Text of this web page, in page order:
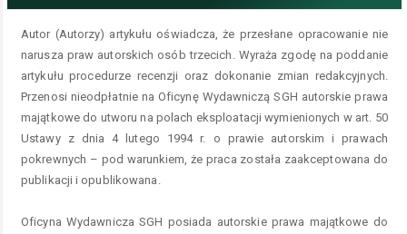
Autor (Autorzy) artykułu oświadcza, że przesłane opracowanie nie
narusza praw autorskich osób trzecich. Wyraża zgodę na poddanie
artykułu procedurze recenzji oraz dokonanie zmian redakcyjnych.
Przenosi nieodpłatnie na Oficynę Wydawniczą SGH autorskie prawa
majątkowe do utworu na polach eksploatacji wymienionych w art. 50
Ustawy z dnia 4 lutego 1994 r. o prawie autorskim i prawach
pokrewnych – pod warunkiem, że praca została zaakceptowana do
publikacji i opublikowana.
Oficyna Wydawnicza SGH posiada autorskie prawa majątkowe do